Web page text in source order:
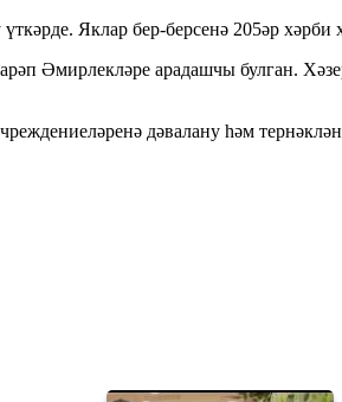
Яклар бер-берсенә 205әр хәрби
Әмирлекләре арадашчы булган.
дәвалану һәм